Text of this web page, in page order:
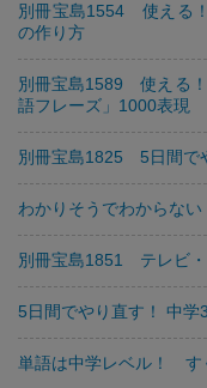
別冊宝島1554 使える
の作り方
別冊宝島1589 使える
語フレーズ」1000表現
別冊宝島1825 5日間で
わかりそうでわからな
別冊宝島1851 テレビ・
5日間でやり直す！ 中学
単語は中学レベル！ す